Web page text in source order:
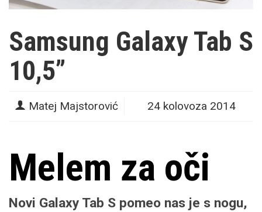
Samsung Galaxy Tab S
10,5”
Matej Majstorović 24 kolovoza 2014
Melem za oči
Novi Galaxy Tab S pomeo nas je s nogu,